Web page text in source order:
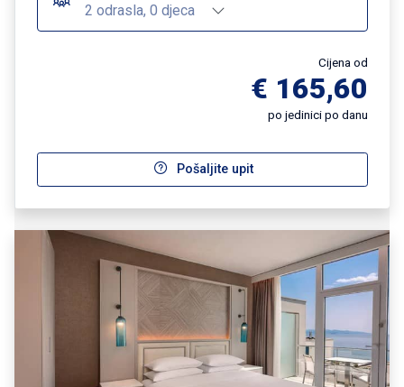
2 odrasla, 0 djeca
Cijena od
€ 165,60
po jedinici po danu
Pošaljite upit